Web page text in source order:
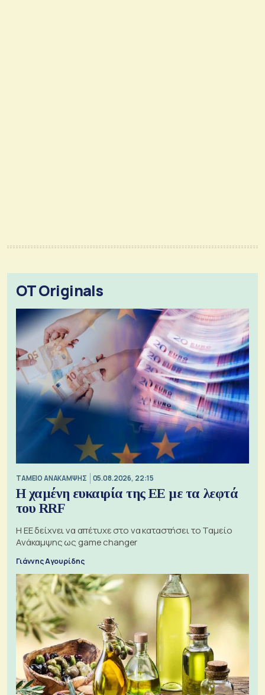
OT Originals
ΤΑΜΕΙΟ ΑΝΑΚΑΜΨΗΣ 05.08.2026, 22:15
Η χαμένη ευκαιρία της ΕΕ με τα λεφτά
του RRF
Η ΕΕ δείχνει να απέτυχε στο να καταστήσει το Ταμείο
Ανάκαμψης ως game changer
Γιάννης Αγουρίδης